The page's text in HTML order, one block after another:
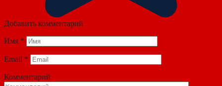
Добавить комментарий
Имя *
Email *
Комментарий